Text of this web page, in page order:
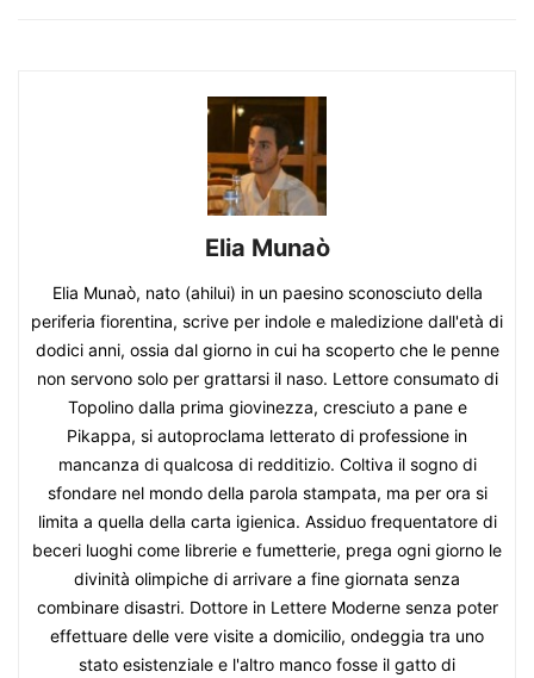
Elia Munaò
Elia Munaò, nato (ahilui) in un paesino sconosciuto della
periferia fiorentina, scrive per indole e maledizione dall'età di
dodici anni, ossia dal giorno in cui ha scoperto che le penne
non servono solo per grattarsi il naso. Lettore consumato di
Topolino dalla prima giovinezza, cresciuto a pane e
Pikappa, si autoproclama letterato di professione in
mancanza di qualcosa di redditizio. Coltiva il sogno di
sfondare nel mondo della parola stampata, ma per ora si
limita a quella della carta igienica. Assiduo frequentatore di
beceri luoghi come librerie e fumetterie, prega ogni giorno le
divinità olimpiche di arrivare a fine giornata senza
combinare disastri. Dottore in Lettere Moderne senza poter
effettuare delle vere visite a domicilio, ondeggia tra uno
stato esistenziale e l'altro manco fosse il gatto di